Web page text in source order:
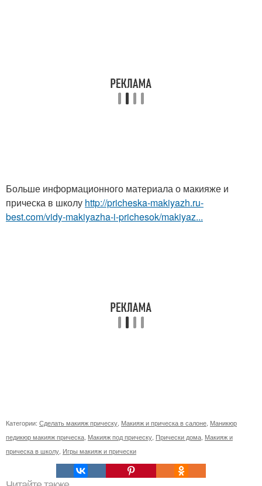
Больше информационного материала о макияже и
прическа в школу http://pricheska-makiyazh.ru-
best.com/vidy-makiyazha-i-prichesok/makiyaz...
Категории: Сделать макияж прическу Макияж и прическа в салоне Маникюр
педикюр макияж прическа Макияж под прическу Прически дома Макияж и
прическа в школу Игры макияж и прически